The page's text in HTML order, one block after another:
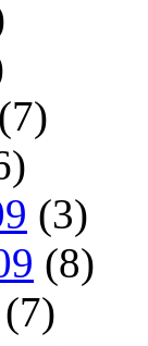
(7)
(3)
(8)
(7)